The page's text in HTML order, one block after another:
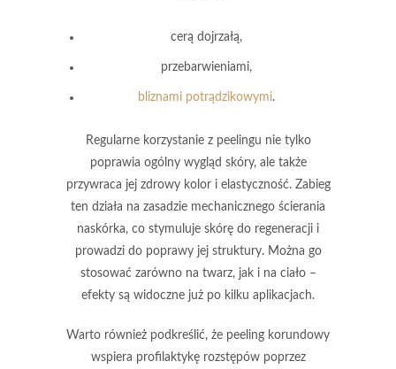
cerą dojrzałą,
przebarwieniami,
bliznami potrądzikowymi.
Regularne korzystanie z peelingu nie tylko
poprawia ogólny wygląd skóry, ale także
przywraca jej zdrowy kolor i elastyczność. Zabieg
ten działa na zasadzie mechanicznego ścierania
naskórka, co stymuluje skórę do regeneracji i
prowadzi do poprawy jej struktury. Można go
stosować zarówno na twarz, jak i na ciało –
efekty są widoczne już po kilku aplikacjach.
Warto również podkreślić, że peeling korundowy
wspiera profilaktykę rozstępówpoprzez